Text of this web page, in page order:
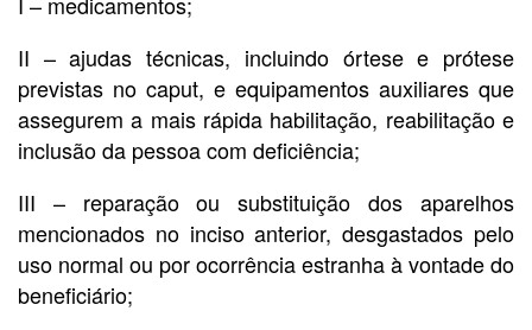
II – ajudas técnicas, incluindo órtese e prótese
previstas no caput, e equipamentos auxiliares que
assegurem a mais rápida habilitação, reabilitação e
inclusão da pessoa com deficiência;
III – reparação ou substituição dos aparelhos
mencionados no inciso anterior, desgastados pelo
uso normal ou por ocorrência estranha à vontade do
beneficiário;